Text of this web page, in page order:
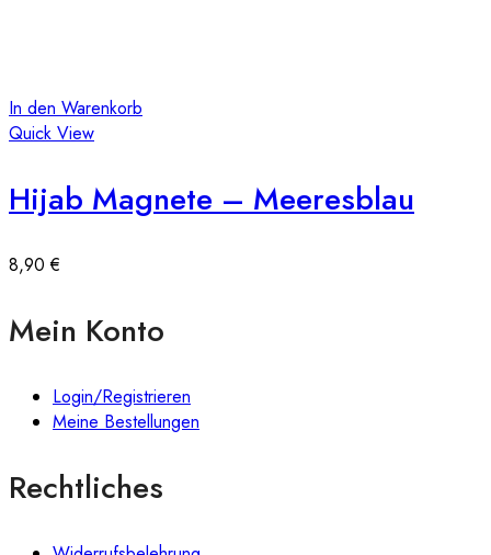
In den Warenkorb
Quick View
Hijab Magnete – Meeresblau
8,90€
Mein Konto
Login/Registrieren
Meine Bestellungen
Rechtliches